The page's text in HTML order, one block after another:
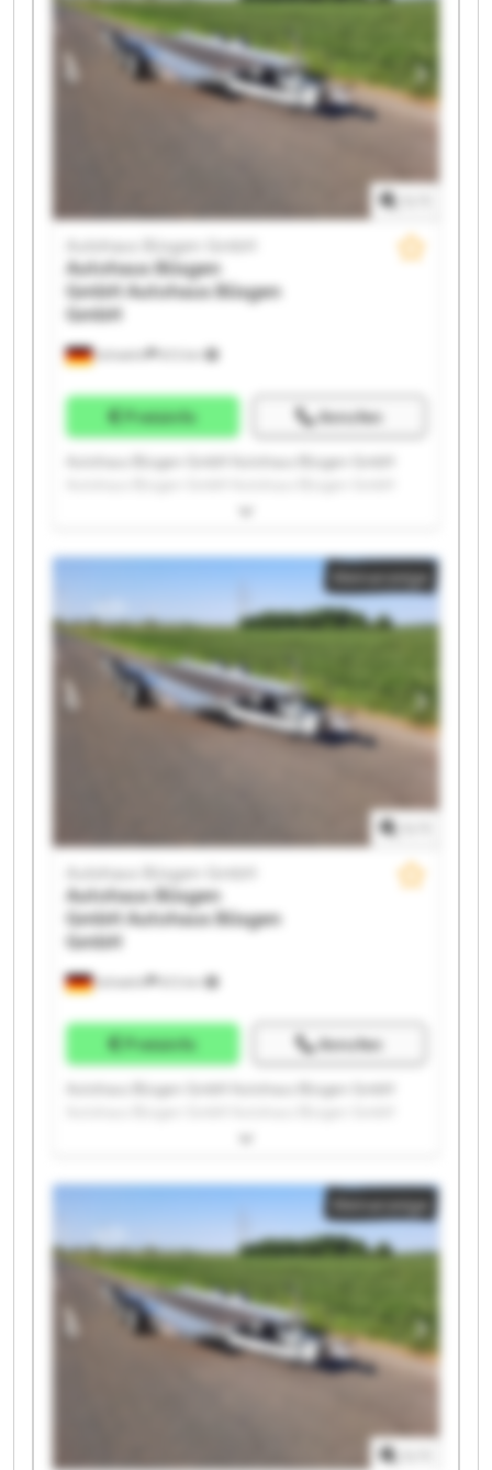
Autohaus Büsgen GmbH Autohaus Büsgen GmbH
Autohaus Büsgen GmbH Autohaus Büsgen GmbH
Schwelm
Autohaus Büsgen GmbH
Autohaus Büsgen
GmbHAutohaus Büsgen
GmbH
Preisinfo Anrufen
Autohaus Büsgen GmbH Autohaus Büsgen GmbH
Autohaus Büsgen GmbH Autohaus Büsgen GmbH
Autohaus Büsgen GmbH Autohaus Büsgen GmbH
Autohaus Büsgen GmbH Autohaus Büsgen GmbH
Autohaus Büsgen GmbH Autohaus Büsgen GmbH
Autohaus Büsgen GmbH Autohaus Büsgen GmbH
Autohaus Büsgen GmbH Autohaus Büsgen GmbH
Autohaus Büsgen GmbH Autohaus Büsgen GmbH
Kleinanzeige
Schwelm
Autohaus Büsgen GmbH
Autohaus Büsgen
GmbHAutohaus Büsgen
GmbH
Preisinfo Anrufen
Autohaus Büsgen GmbH Autohaus Büsgen GmbH
Autohaus Büsgen GmbH Autohaus Büsgen GmbH
Autohaus Büsgen GmbH Autohaus Büsgen GmbH
Autohaus Büsgen GmbH Autohaus Büsgen GmbH
Autohaus Büsgen GmbH Autohaus Büsgen GmbH
Autohaus Büsgen GmbH Autohaus Büsgen GmbH
Autohaus Büsgen GmbH Autohaus Büsgen GmbH
Autohaus Büsgen GmbH Autohaus Büsgen GmbH
Kleinanzeige